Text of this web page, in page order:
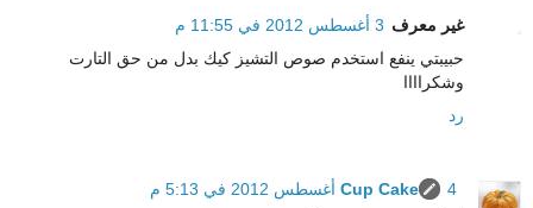
غير معرف 3 أغسطس 2012 في 11:55 م
حبيبتي ينفع استخدم صوص التشيز كيك بدل من حق التارت
وشكراااا
رد
Cup Cake
4 أغسطس 2012 في 5:13 م